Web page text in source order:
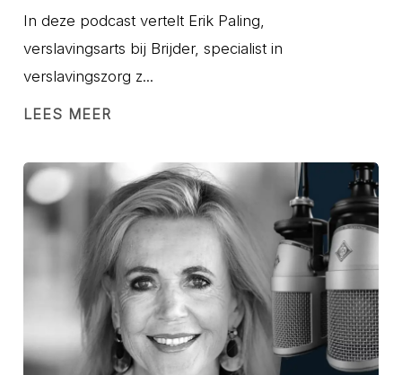
In deze podcast vertelt Erik Paling,
verslavingsarts bij Brijder, specialist in
verslavingszorg z...
LEES MEER